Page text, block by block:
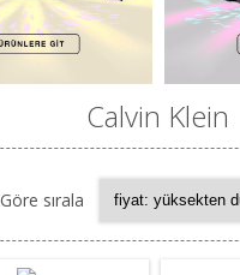
Calvin Klein
Göre sırala